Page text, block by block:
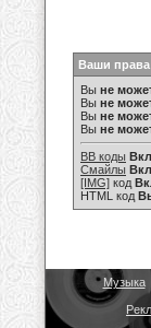
Ваши права
Вы не
Вы не
Вы не
Вы не
BB коды
Смайлы
[IMG] код
HTML код
Музыка